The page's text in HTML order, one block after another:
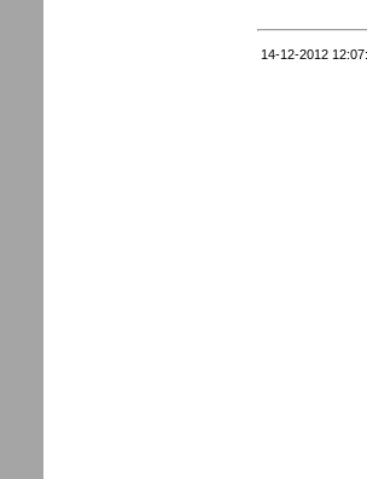
14-12-2012